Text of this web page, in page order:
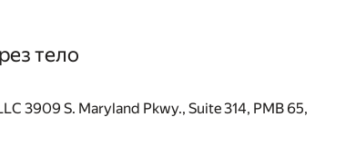
тело
3909 S. Maryland Pkwy., Suite 314, PMB 65,